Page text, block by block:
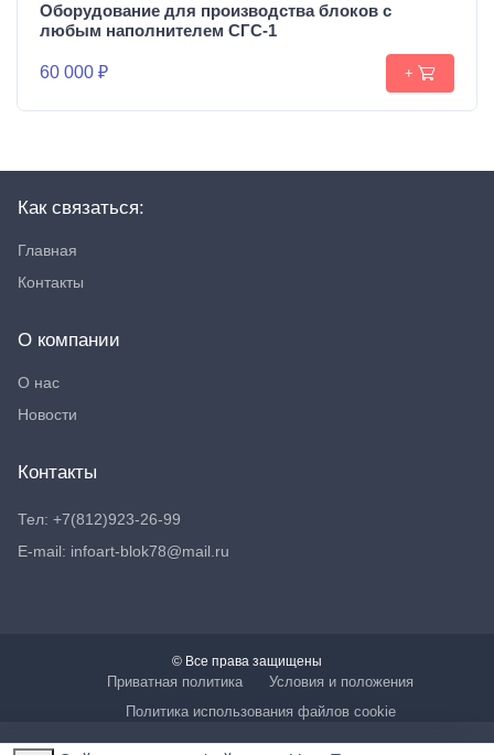
Оборудование для производства блоков c
любым наполнителем СГС-1
60 000 ₽ +
Как связаться:
Главная
Контакты
О компании
О нас
Новости
Контакты
Тел: +7(812)923-26-99
E-mail: infoart-blok78@mail.ru
© Все права защищены
Приватная политика
Условия и положения
Политика использования файлов cookie